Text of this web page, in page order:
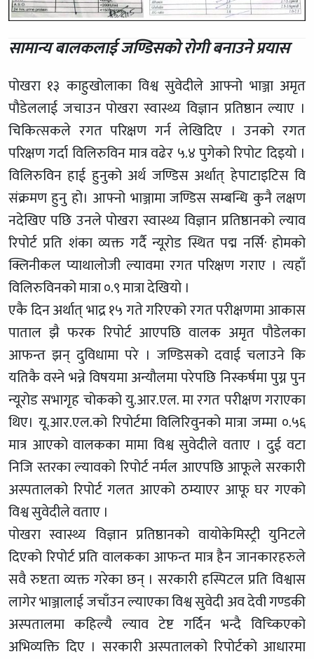
सामान्य बालकलाई जण्डिसको रोगी बनाउने प्रयास
पोखरा १३ काहुखोलाका विश्व सुवेदीले आफ्नो भाञ्जा अमृत
पौडेललाई जचाउन पोखरा स्वास्थ्य विज्ञान प्रतिष्ठान ल्याए ।
चिकित्सकले रगत परिक्षण गर्न लेखिदिए । उनको रगत
परिक्षण गर्दा विलिरुविन मात्र वढेर ५.४ पुगेको रिपोट दिइयो ।
विलिरुविन हाई हुनुको अर्थ जण्डिस अर्थात् हेपाटाइटिस वि
संक्रमण हुनु हो। आफ्नो भाञ्जामा जण्डिस सम्बन्धि कुनै लक्षण
नदेखिए पछि उनले पोखरा स्वास्थ्य विज्ञान प्रतिष्ठानको ल्याव
रिपोर्ट प्रति शंका व्यक्त गर्दै न्यूरोड स्थित पद्म नर्सि· होमको
क्लिनीकल प्याथालोजी ल्यावमा रगत परिक्षण गराए । त्यहाँ
विलिरुविनको मात्रा ०.९ मात्रा देखियो ।
एकै दिन अर्थात् भाद्र १५ गते गरिएको रगत परीक्षणमा आकास
पाताल झै फरक रिपोर्ट आएपछि वालक अमृत पौडेलका
आफन्त झन् दुविधामा परे । जण्डिसको दवाई चलाउने कि
यतिकै वस्ने भन्ने विषयमा अन्यौलमा परेपछि निस्कर्षमा पुग्न पुन
न्यूरोड सभागृह चोकको यु.आर.एल. मा रगत परीक्षण गराएका
थिए। यू.आर.एल.को रिपोर्टमा विलिरिवुनको मात्रा जम्मा ०.५६
मात्र आएको वालकका मामा विश्व सुवेदीले वताए । दुई वटा
निजि स्तरका ल्यावको रिपोर्ट नर्मल आएपछि आफूले सरकारी
अस्पतालको रिपोर्ट गलत आएको ठम्याएर आफू घर गएको
विश्व सुवेदीले वताए ।
पोखरा स्वास्थ्य विज्ञान प्रतिष्ठानको वायोकेमिस्ट्री युनिटले
दिएको रिपोर्ट प्रति वालकका आफन्त मात्र हैन जानकारहरुले
सवै रुष्टता व्यक्त गरेका छन् । सरकारी हस्पिटल प्रति विश्वास
लागेर भाञ्जालाई जचाँउन ल्याएका विश्व सुवेदी अव देवी गण्डकी
अस्पतालमा कहिल्यै ल्याव टेष्ट गर्दिन भन्दै विच्किएको
अभिव्यक्ति दिए । सरकारी अस्पतालको रिपोर्टको आधारमा